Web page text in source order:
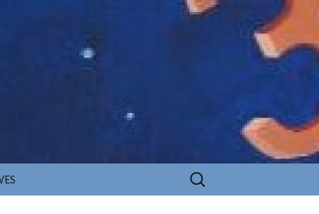
Rechercher :